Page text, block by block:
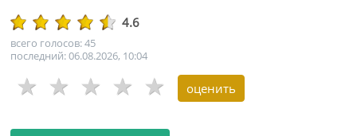
4.6
всего голосов: 45
последний: 06.08.2026, 10:04